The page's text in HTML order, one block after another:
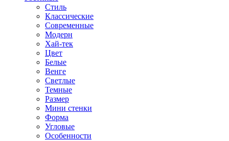
Стиль
Классические
Современные
Модерн
Хай-тек
Цвет
Белые
Венге
Светлые
Темные
Размер
Мини стенки
Форма
Угловые
Особенности